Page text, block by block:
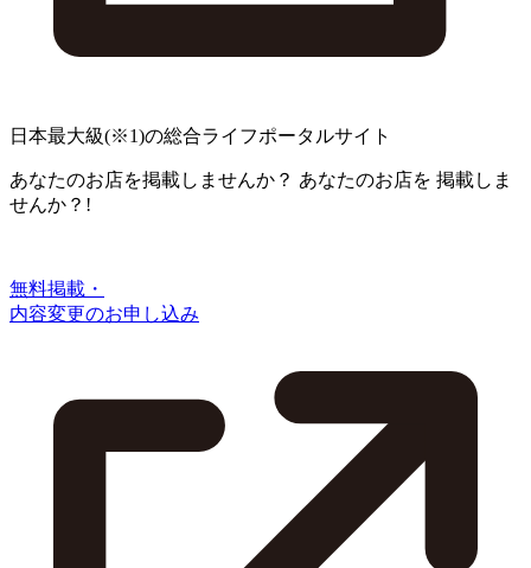
日本最大級(※1)の総合ライフポータルサイト
あなたのお店を掲載しませんか？ あなたのお店を 掲載しま
せんか？!
無料掲載・
内容変更のお申し込み